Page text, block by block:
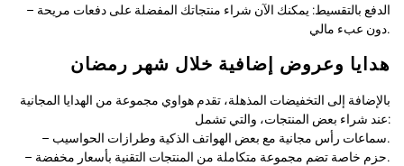
– الدفع بالتقسيط: يمكنك الآن شراء منتجاتك المفضلة على دفعات مريحة
دون عبء مالي.
هدايا وعروض إضافية خلال شهر رمضان
بالإضافة إلى التخفيضات المذهلة، تقدم هواوي مجموعة من الهدايا المجانية
عند شراء بعض المنتجات، والتي تشمل:
– سماعات رأس مجانية مع بعض الهواتف الذكية وطرازات الحواسيب.
– حزم خاصة تضم مجموعة متكاملة من المنتجات التقنية بأسعار مخفضة.